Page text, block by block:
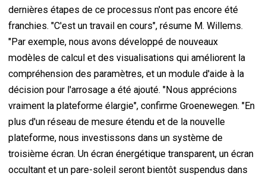
dernières étapes de ce processus n'ont pas encore été
franchies. "C'est un travail en cours", résume M. Willems.
"Par exemple, nous avons développé de nouveaux
modèles de calcul et des visualisations qui améliorent la
compréhension des paramètres, et un module d'aide à la
décision pour l'arrosage a été ajouté. "Nous apprécions
vraiment la plateforme élargie", confirme Groenewegen. "En
plus d'un réseau de mesure étendu et de la nouvelle
plateforme, nous investissons dans un système de
troisième écran. Un écran énergétique transparent, un écran
occultant et un pare-soleil seront bientôt suspendus dans